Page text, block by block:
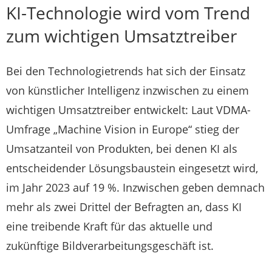
KI-Technologie wird vom Trend
zum wichtigen Umsatztreiber
Bei den Technologietrends hat sich der Einsatz
von künstlicher Intelligenz inzwischen zu einem
wichtigen Umsatztreiber entwickelt: Laut VDMA-
Umfrage „Machine Vision in Europe“ stieg der
Umsatzanteil von Produkten, bei denen KI als
entscheidender Lösungsbaustein eingesetzt wird,
im Jahr 2023 auf 19 %. Inzwischen geben demnach
mehr als zwei Drittel der Befragten an, dass KI
eine treibende Kraft für das aktuelle und
zukünftige Bildverarbeitungsgeschäft ist.